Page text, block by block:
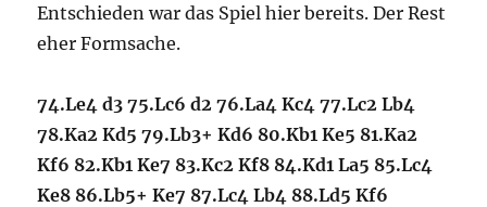
Entschieden war das Spiel hier bereits. Der Rest
eher Formsache.
74.Le4 d3 75.Lc6 d2 76.La4 Kc4 77.Lc2 Lb4
78.Ka2 Kd5 79.Lb3+ Kd6 80.Kb1 Ke5 81.Ka2
Kf6 82.Kb1 Ke7 83.Kc2 Kf8 84.Kd1 La5 85.Lc4
Ke8 86.Lb5+ Ke7 87.Lc4 Lb4 88.Ld5 Kf6